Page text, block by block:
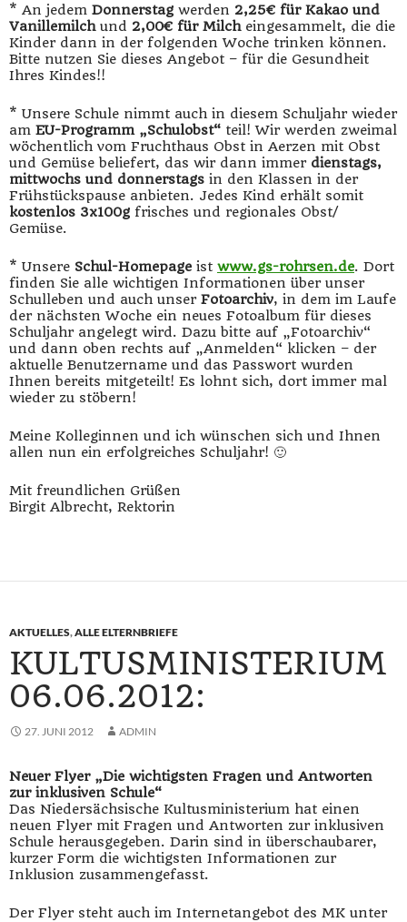
* An jedem Donnerstag werden 2,25€ für Kakao und
Vanillemilchund 2,00€ für Milcheingesammelt, die die
Kinder dann in der folgenden Woche trinken können.
Bitte nutzen Sie dieses Angebot – für die Gesundheit
Ihres Kindes!!
* Unsere Schule nimmt auch in diesem Schuljahr wieder
am EU-Programm „Schulobst“ teil! Wir werden zweimal
wöchentlich vom Fruchthaus Obst in Aerzen mit Obst
und Gemüse beliefert, das wir dann immer dienstags,
mittwochs und donnerstags in den Klassen in der
Frühstückspause anbieten. Jedes Kind erhält somit
kostenlos 3x100g frisches und regionales Obst/
Gemüse.
* Unsere Schul-Homepage ist www.gs-rohrsen.de. Dort
finden Sie alle wichtigen Informationen über unser
Schulleben und auch unser Fotoarchiv, in dem im Laufe
der nächsten Woche ein neues Fotoalbum für dieses
Schuljahr angelegt wird. Dazu bitte auf „Fotoarchiv“
und dann oben rechts auf „Anmelden“ klicken – der
aktuelle Benutzername und das Passwort wurden
Ihnen bereits mitgeteilt! Es lohnt sich, dort immer mal
wieder zu stöbern!
Meine Kolleginnen und ich wünschen sich und Ihnen
allen nun ein erfolgreiches Schuljahr! 🙂
Mit freundlichen Grüßen
Birgit Albrecht, Rektorin
AKTUELLES,ALLE ELTERNBRIEFE
KULTUSMINISTERIUM
06.06.2012:
27. JUNI 2012 ADMIN
Neuer Flyer „Die wichtigsten Fragen und Antworten
zur inklusiven Schule“
Das Niedersächsische Kultusministerium hat einen
neuen Flyer mit Fragen und Antworten zur inklusiven
Schule herausgegeben. Darin sind in überschaubarer,
kurzer Form die wichtigsten Informationen zur
Inklusion zusammengefasst.
Der Flyer steht auch im Internetangebot des MK unter